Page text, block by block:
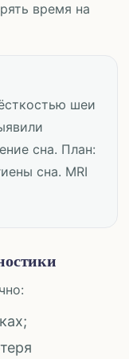
время на
шеи
сна. План:
сна. MRI